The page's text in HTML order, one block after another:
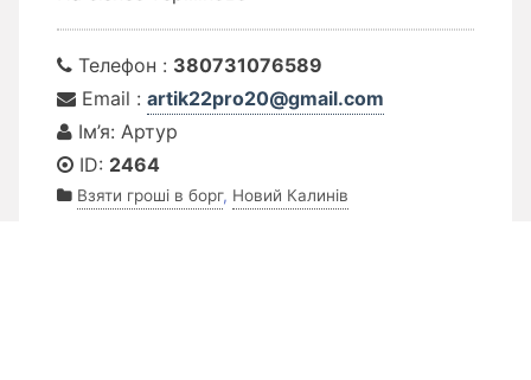
Телефон : 380731076589
Email : artik22pro20@gmail.com
Ім’я: Артур
ID: 2464
Взяти гроші в борг, Новий Калинів